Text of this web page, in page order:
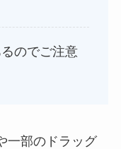
のでご注意
一部のドラッグ